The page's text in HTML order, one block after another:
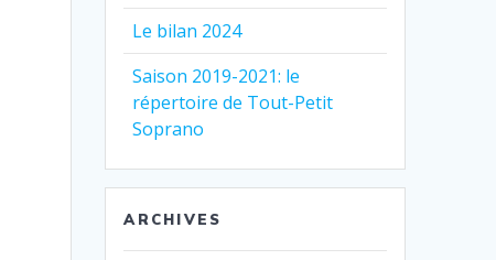
Le bilan 2024
Saison 2019-2021: le
répertoire de Tout-Petit
Soprano
ARCHIVES